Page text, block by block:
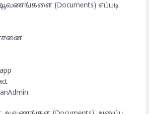
(Documents) எப்படி